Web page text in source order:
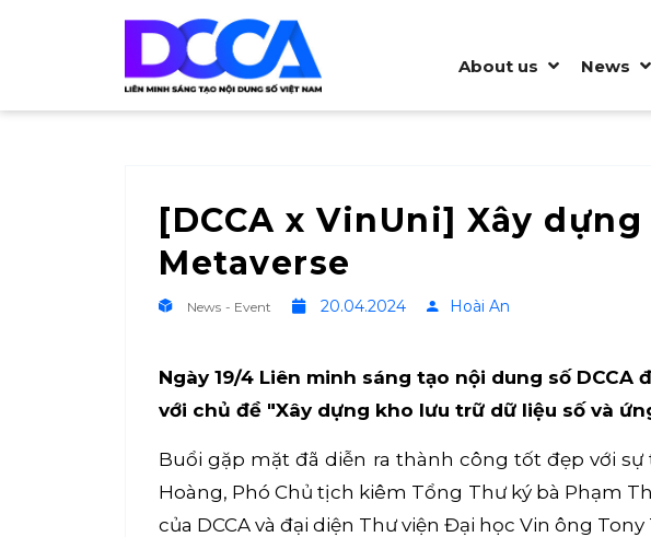
About us News
[DCCA x VinUni] Xây
Metaverse
News - Event 20.04.2024 Hoài An
Ngày 19/4 Liên minh sáng tạo nội dung số
với chủ đề "Xây dựng kho lưu trữ dữ liệu số và
Buổi gặp mặt đã diễn ra thành công tốt đẹp với
Hoàng, Phó Chủ tịch kiêm Tổng Thư ký bà Phạm
của DCCA và đại diện Thư viện Đại học Vin ông